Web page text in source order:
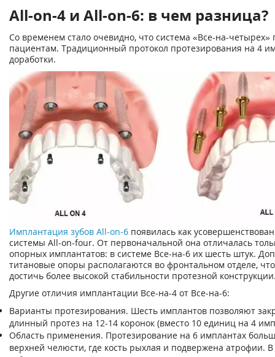
Аll-on-4 и All-on-6: в чем разница?
Со временем стало очевидно, что система «Все-на-четырех»
пациентам. Традиционный протокол протезирования на 4
доработки.
Имплантация зубов All-on-6 появилась как
системы All-on-four. От первоначальной она отличалась
опорных имплантатов: в системе Все-на-6 их шесть штук.
титановые опоры располагаются во фронтальном отделе,
достичь более высокой стабильности протезной
Другие отличия имплантации Все-на-4 от Все-на-6:
Варианты протезирования. Шесть имплантов позволяют
длинный протез на 12-14 коронок (вместо 10 единиц на 4
Область применения. Протезирование на 6 имплантах
верхней челюсти, где кость рыхлая и подвержена атрофии. В